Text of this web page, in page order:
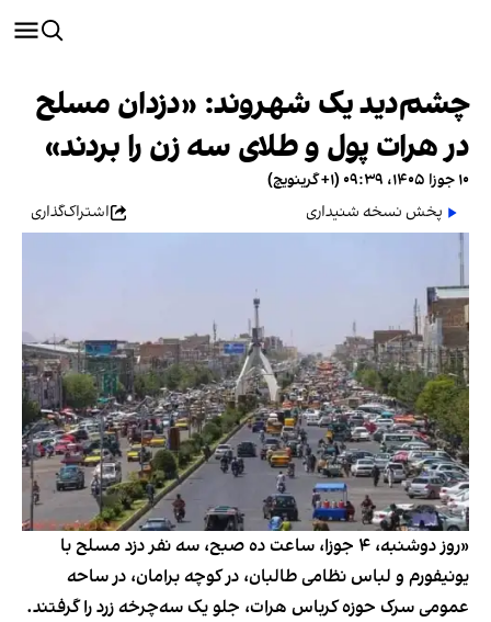
چشم‌دید یک شهروند: «دزدان مسلح
در هرات پول و طلای سه زن را بردند»
۱۰ جوزا ۱۴۰۵، ۰۹:۳۹ (‎+۱ گرینویچ)
پخش نسخه شنیداری
اشتراک‌گذاری
«روز دوشنبه، ۴ جوزا، ساعت ده صبح، سه نفر دزد مسلح با
یونیفورم و لباس نظامی طالبان، در کوچه برامان، در ساحه
عمومی سرک حوزه کرباس هرات، جلو یک سه‌چرخه زرد را گرفتند.